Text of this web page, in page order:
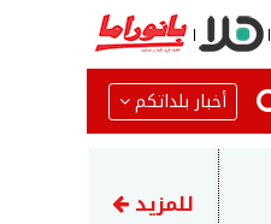
أخبار بلداتكم
اعتقال شابين بشبهة إطلاق
للمزيد